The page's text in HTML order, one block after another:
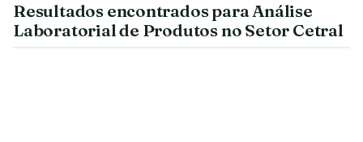
Resultados encontrados para Análise
Laboratorial de Produtos no Setor Cetral